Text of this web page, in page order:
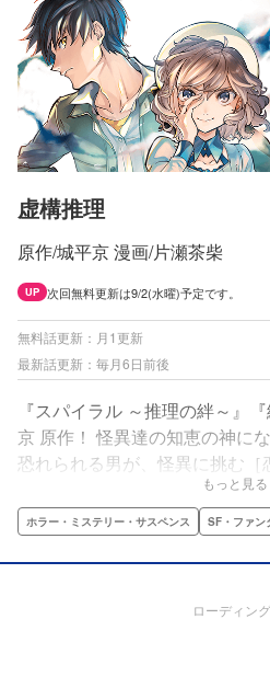
虚構推理
原作/城平京 漫画/片瀬茶柴
UP 次回無料更新は9/2(水曜)予定です。
無料話更新：月1更新
最新話更新：毎月6日前後
『スパイラル ～推理の絆～』
京 原作！ 怪異達の知恵の神に
恐れられる男が、怪異に挑む［
リ］!! “怪異”の知恵の神にな
惚れした相手・桜川九郎は、“怪
った!? ２人に振りかかる奇想天
方は――!?
もっと見る
ホラー・ミステリー・サスペンス SF・ファン
ローディン